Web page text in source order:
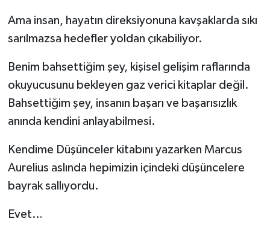
Ama insan, hayatın direksiyonuna kavşaklarda sıkı
sarılmazsa hedefler yoldan çıkabiliyor.
Benim bahsettiğim şey, kişisel gelişim raflarında
okuyucusunu bekleyen gaz verici kitaplar değil.
Bahsettiğim şey, insanın başarı ve başarısızlık
anında kendini anlayabilmesi.
Kendime Düşünceler kitabını yazarken Marcus
Aurelius aslında hepimizin içindeki düşüncelere
bayrak sallıyordu.
Evet…